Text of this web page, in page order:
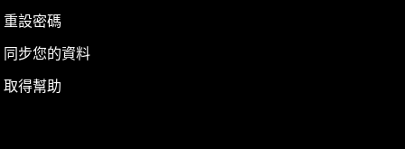
重設密碼
同步您的資料
取得幫助